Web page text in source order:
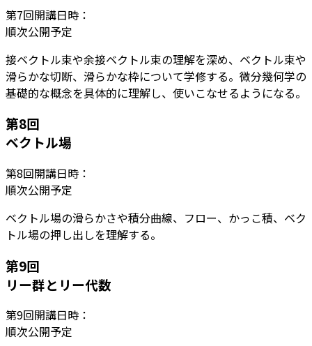
第7回開講日時：
順次公開予定
接ベクトル束や余接ベクトル束の理解を深め、ベクトル束や
滑らかな切断、滑らかな枠について学修する。微分幾何学の
基礎的な概念を具体的に理解し、使いこなせるようになる。
第8回
ベクトル場
第8回開講日時：
順次公開予定
ベクトル場の滑らかさや積分曲線、フロー、かっこ積、ベク
トル場の押し出しを理解する。
第9回
リー群とリー代数
第9回開講日時：
順次公開予定